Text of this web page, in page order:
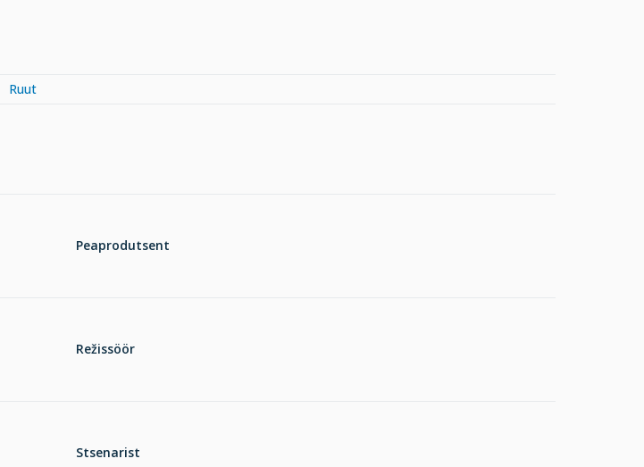
Ruut
Peaprodutsent
Režissöör
Stsenarist